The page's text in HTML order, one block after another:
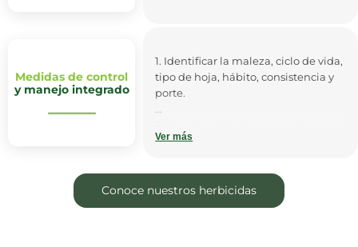
Medidas de control
y manejo integrado
1. Identificar la maleza, ciclo de vida,
tipo de hoja, hábito, consistencia y
porte.
máquinas y herramientas de
3. Se recomienda realizar la
eliminación de malezas
Ver más
Conoce nuestros herbicidas